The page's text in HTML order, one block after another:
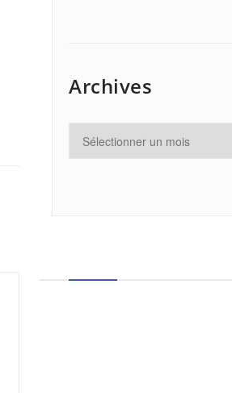
Archives